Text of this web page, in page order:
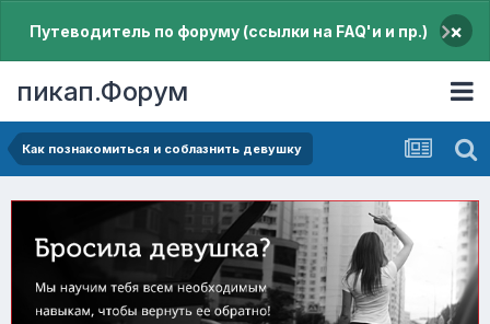
Путеводитель по форуму (ссылки на FAQ'и и пр.) ×
пикап.Форум
Как познакомиться и соблазнить девушку